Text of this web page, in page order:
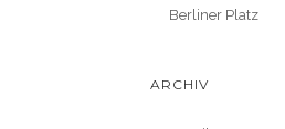
Berliner Platz
ARCHIV